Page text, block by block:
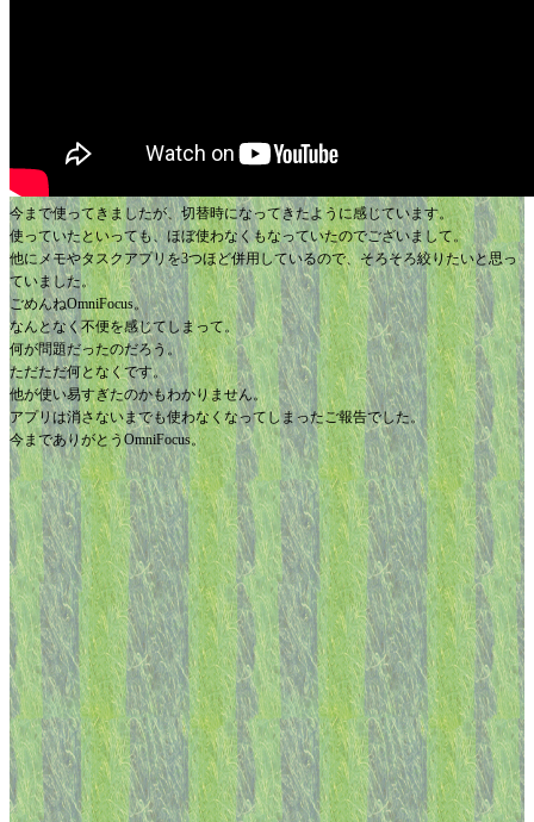
今まで使ってきましたが、切替時になってきたように感じています。
使っていたといっても、ほぼ使わなくもなっていたのでございまして。
他にメモやタスクアプリを3つほど併用しているので、そろそろ絞りたいと思っ
ていました。
ごめんねOmniFocus。
なんとなく不便を感じてしまって。
何が問題だったのだろう。
ただただ何となくです。
他が使い易すぎたのかもわかりません。
アプリは消さないまでも使わなくなってしまったご報告でした。
今までありがとうOmniFocus。